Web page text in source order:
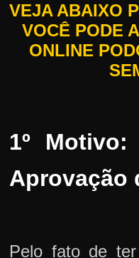
VEJA ABAIXO
VOCÊ PODE
ONLINE
1º
Aprovação
Pelo fato de